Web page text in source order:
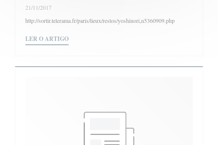
21/11/2017
http://sortir.telerama.fr/paris/lieux/restos/yoshinori,n5360909.php
LER O ARTIGO((ABRE NUMA NOVA JANELA))